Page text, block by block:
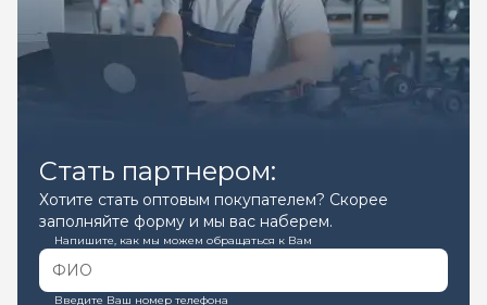
Стать партнером:
Хотите стать оптовым покупателем? Скорее
заполняйте форму и мы вас наберем.
Напишите, как мы можем обращаться к Вам
Введите Ваш номер телефона